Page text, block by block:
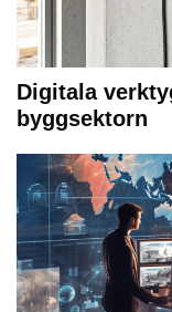
Digitala
byggsektorn